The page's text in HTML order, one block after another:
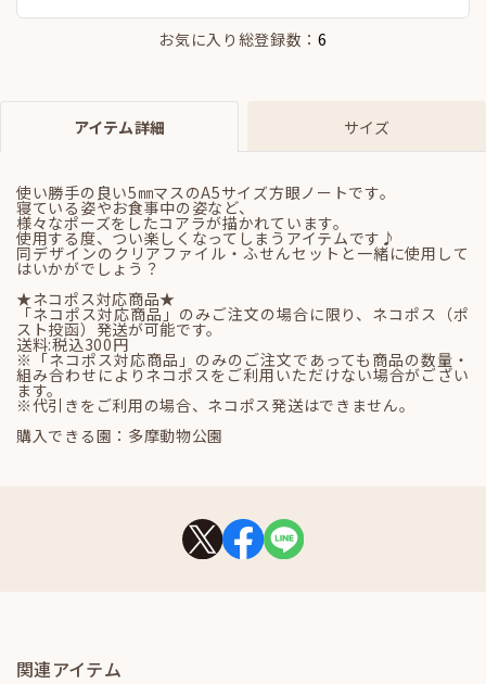
お気に入り総登録数：6
アイテム詳細 サイズ
使い勝手の良い5㎜マスのA5サイズ方眼ノートです。
寝ている姿やお食事中の姿など、
様々なポーズをしたコアラが描かれています。
使用する度、つい楽しくなってしまうアイテムです♪
同デザインのクリアファイル・ふせんセットと一緒に使用して
はいかがでしょう？
★ネコポス対応商品★
「ネコポス対応商品」のみご注文の場合に限り、ネコポス（ポ
スト投函）発送が可能です。
送料:税込300円
※「ネコポス対応商品」のみのご注文であっても商品の数量・
組み合わせによりネコポスをご利用いただけない場合がござい
ます。
※代引きをご利用の場合、ネコポス発送はできません。
購入できる園：多摩動物公園
関連アイテム